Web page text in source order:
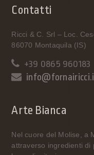
Contatti
Ricci & C. Srl – Loc.
86070 Montaquila (IS)
+39 0865 960183
Arte Bianca
Nel cuore del Molise, a
attraverso ingredienti di